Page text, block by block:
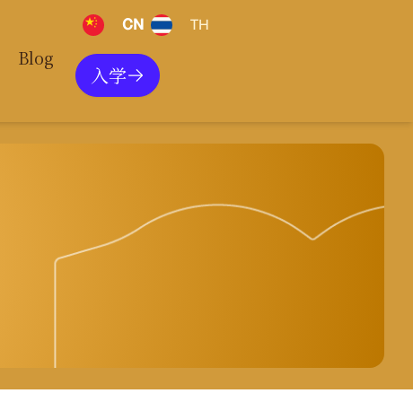
Blog
CN
TH
入学